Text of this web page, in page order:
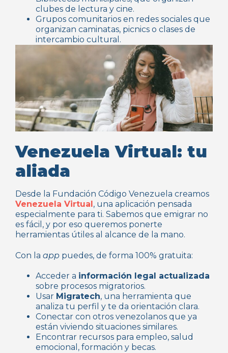
clubes de lectura y cine.
Grupos comunitarios en redes sociales que
organizan caminatas, picnics o clases de
intercambio cultural.
Venezuela Virtual: tu
aliada
Desde la Fundación Código Venezuela creamos
Venezuela Virtual, una aplicación pensada
especialmente para ti. Sabemos que emigrar no
es fácil, y por eso queremos ponerte
herramientas útiles al alcance de la mano.
Con la app puedes, de forma 100% gratuita:
Acceder a información legal actualizada
sobre procesos migratorios.
Usar Migratech, una herramienta que
analiza tu perfil y te da orientación clara.
Conectar con otros venezolanos que ya
están viviendo situaciones similares.
Encontrar recursos para empleo, salud
emocional, formación y becas.